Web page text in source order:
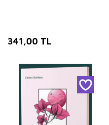
341,00 TL